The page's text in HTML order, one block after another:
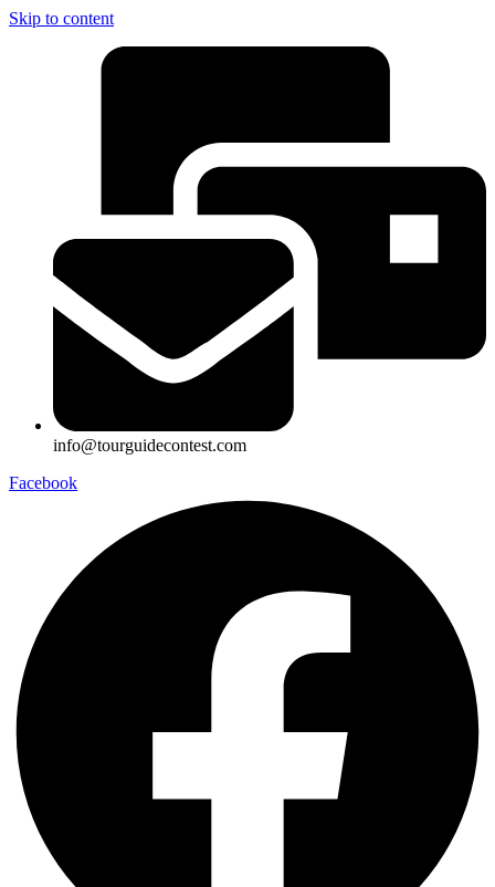
Skip to content
info@tourguidecontest.com
Facebook